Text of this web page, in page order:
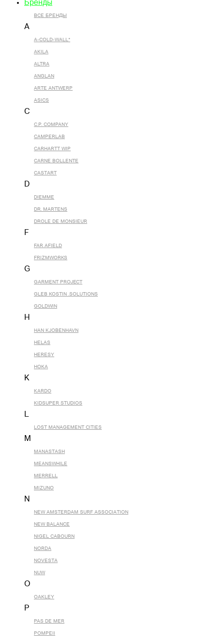
Бренды
ВСЕ БРЕНДЫ
A
A-COLD-WALL*
AKILA
ALTRA
ANGLAN
ARTE ANTWERP
ASICS
C
C.P. COMPANY
CAMPERLAB
CARHARTT WIP
CARNE BOLLENTE
CASTART
D
DIEMME
DR. MARTENS
DROLE DE MONSIEUR
F
FAR AFIELD
FRIZMWORKS
G
GARMENT PROJECT
GLEB KOSTIN .SOLUTIONS
GOLDWIN
H
HAN KJOBENHAVN
HELAS
HERESY
HOKA
K
KARDO
KIDSUPER STUDIOS
L
LOST MANAGEMENT CITIES
M
MANASTASH
MEANSWHILE
MERRELL
MIZUNO
N
NEW AMSTERDAM SURF ASSOCIATION
NEW BALANCE
NIGEL CABOURN
NORDA
NOVESTA
NUW
O
OAKLEY
P
PAS DE MER
POMPEII